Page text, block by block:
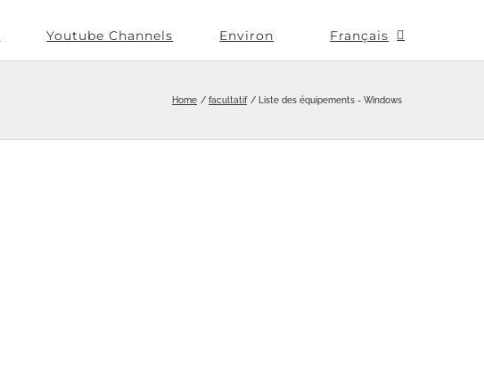
Youtube Channels Environ Français
Home facultatif Liste des équipements - Windows